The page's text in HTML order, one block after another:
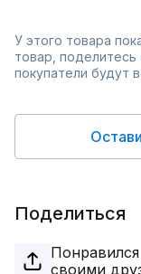
У этого товара
товар,
покупатели будут
Поделиться
своими